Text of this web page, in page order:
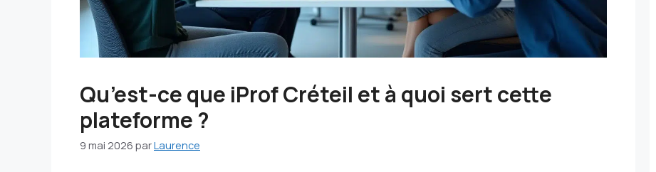
Qu’est-ce que iProf Créteil et à quoi sert cette
plateforme ?
9 mai 2026 parLaurence